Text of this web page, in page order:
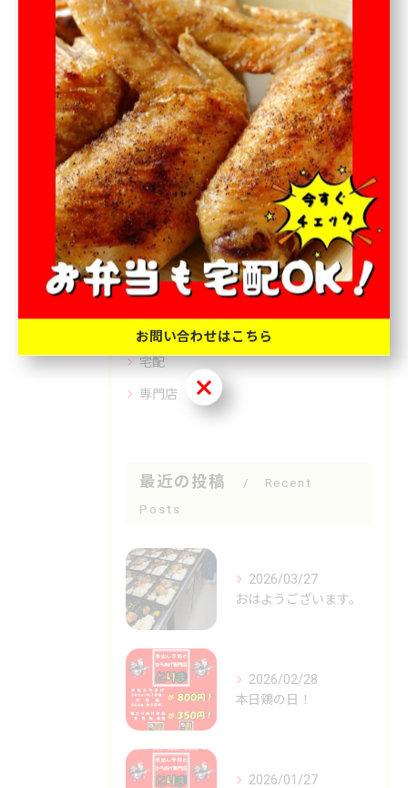
お弁当
< 前のページ 一覧に戻る 次のページ >
カテゴリー Categories
全てのカテゴリー
お弁当
オードブル
テイクアウト
宅配
専門店
最近の投稿
Recent
Posts
2026/03/27
おはようございます。
2026/02/28
本日鶏の日！
2026/01/27
お問い合わせはこちら
お問い合わせはこちら